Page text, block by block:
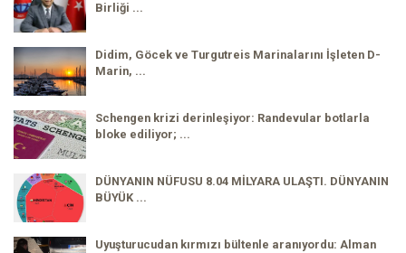
Birliği ...
Didim, Göcek ve Turgutreis Marinalarını İşleten D-
Marin, ...
Schengen krizi derinleşiyor: Randevular botlarla
bloke ediliyor; ...
DÜNYANIN NÜFUSU 8.04 MİLYARA ULAŞTI. DÜNYANIN
BÜYÜK ...
Uyuşturucudan kırmızı bültenle aranıyordu: Alman